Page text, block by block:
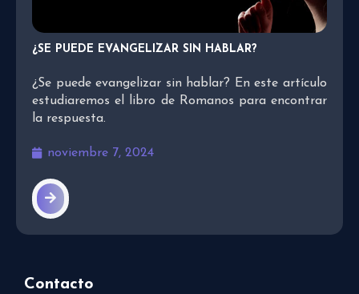
¿SE PUEDE EVANGELIZAR SIN HABLAR?
¿Se puede evangelizar sin hablar? En este artículo
estudiaremos el libro de Romanos para encontrar
la respuesta.
noviembre 7, 2024
Contacto